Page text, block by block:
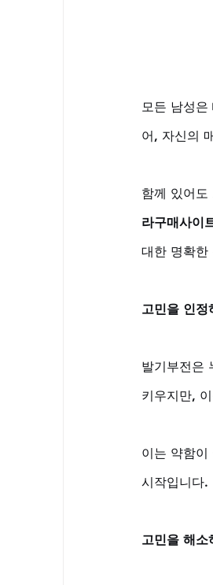
모든 남성은
어, 자신의
함께 있어
라구매사이
대한 명확한
고민을 인정
발기부전은
키우지만,
이는 약함이
시작입니다.
고민을 해소